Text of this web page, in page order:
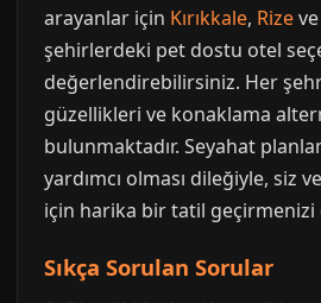
arayanlar için Kırıkkale, Rizeve
şehirlerdeki pet dostu otel
değerlendirebilirsiniz. Her
güzellikleri ve konaklama
bulunmaktadır. Seyahat
yardımcı olması dileğiyle, siz
için harika bir tatil geçirmenizi
Sıkça Sorulan Sorular